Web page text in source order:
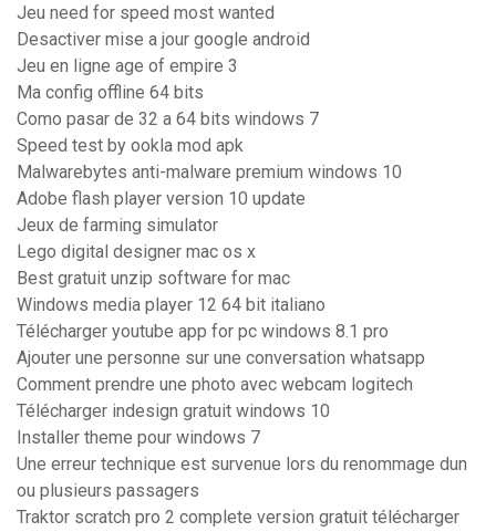
Jeu need for speed most wanted
Desactiver mise a jour google android
Jeu en ligne age of empire 3
Ma config offline 64 bits
Como pasar de 32 a 64 bits windows 7
Speed test by ookla mod apk
Malwarebytes anti-malware premium windows 10
Adobe flash player version 10 update
Jeux de farming simulator
Lego digital designer mac os x
Best gratuit unzip software for mac
Windows media player 12 64 bit italiano
Télécharger youtube app for pc windows 8.1 pro
Ajouter une personne sur une conversation whatsapp
Comment prendre une photo avec webcam logitech
Télécharger indesign gratuit windows 10
Installer theme pour windows 7
Une erreur technique est survenue lors du renommage dun
ou plusieurs passagers
Traktor scratch pro 2 complete version gratuit télécharger